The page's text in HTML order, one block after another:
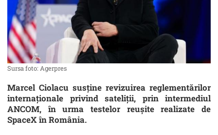
Sursa foto: Agerpres
Marcel Ciolacu susține revizuirea reglementărilor
internaționale privind sateliții, prin intermediul
ANCOM, în urma testelor reușite realizate de
SpaceX în România.